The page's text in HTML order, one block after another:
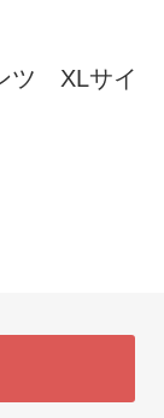
ツ XLサイ